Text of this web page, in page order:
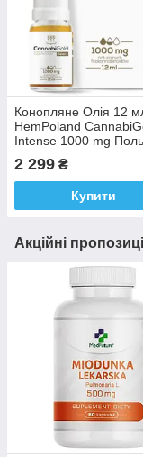
Конопляне Олія 12
HemPoland
Intense 1000 mg
2 299 ₴
Купити
Акційні